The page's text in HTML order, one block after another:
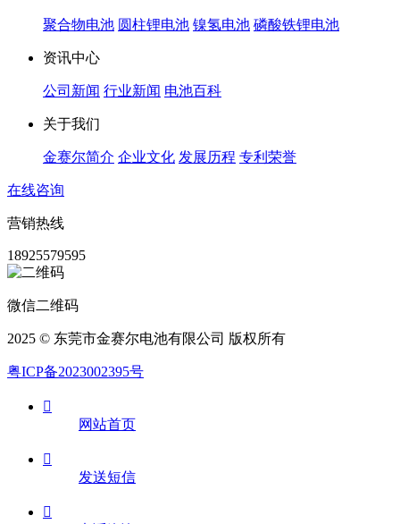
聚合物电池 圆柱锂电池 镍氢电池 磷酸铁锂电池
资讯中心
公司新闻 行业新闻 电池百科
关于我们
金赛尔简介 企业文化 发展历程 专利荣誉
在线咨询
营销热线
18925579595
微信二维码
2025 © 东莞市金赛尔电池有限公司 版权所有
粤ICP备2023002395号

网站首页

发送短信
